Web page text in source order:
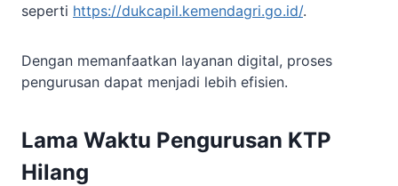
seperti https://dukcapil.kemendagri.go.id/.
Dengan memanfaatkan layanan digital, proses
pengurusan dapat menjadi lebih efisien.
Lama Waktu Pengurusan KTP
Hilang